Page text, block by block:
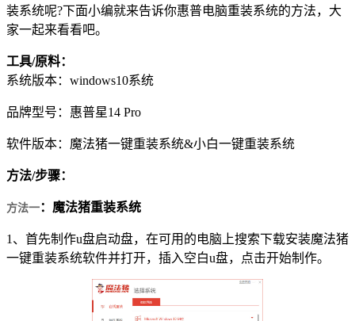
装系统呢?下面小编就来告诉你惠普电脑重装系统的方法，大
家一起来看看吧。
工具/原料：
系统版本：windows10系统
品牌型号：惠普星14 Pro
软件版本：魔法猪一键重装系统&小白一键重装系统
方法/步骤：
方法一：魔法猪重装系统
1、首先制作u盘启动盘，在可用的电脑上搜索下载安装魔法猪
一键重装系统软件并打开，插入空白u盘，点击开始制作。